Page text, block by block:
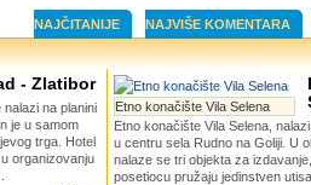
NAJČITANIJE NAJVIŠE KOMENTARA
- Zlatibor
nalazi na planini
je u samom
trga. Hotel
organizovanju
Etno konačište Vila Selena
Etno konačište Vila Selena,
u centru sela Rudno na Goliji. U
nalaze se tri objekta za
posetiocu pružaju jedinstven